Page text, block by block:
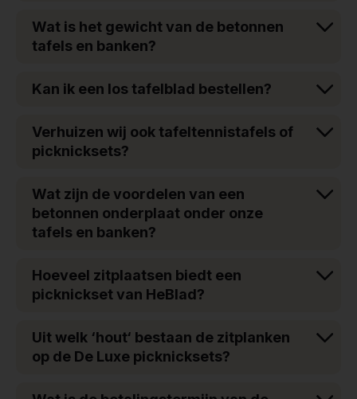
Wat is het gewicht van de betonnen
tafels en banken?
Kan ik een los tafelblad bestellen?
Verhuizen wij ook tafeltennistafels of
picknicksets?
Wat zijn de voordelen van een
betonnen onderplaat onder onze
tafels en banken?
Hoeveel zitplaatsen biedt een
picknickset van HeBlad?
Uit welk ‘hout‘ bestaan de zitplanken
op de De Luxe picknicksets?